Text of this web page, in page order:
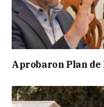
Aprobaron Plan de